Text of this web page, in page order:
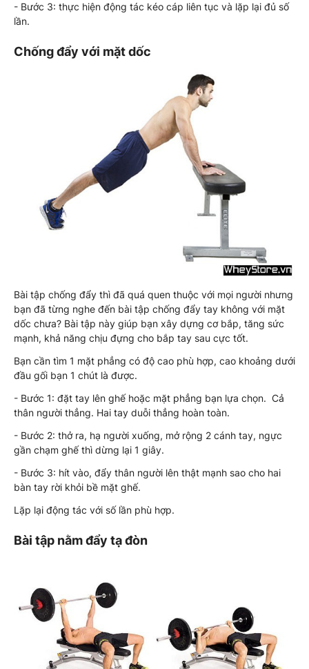
- Bước 3: thực hiện động tác kéo cáp liên tục và lặp lại đủ số
lần.
Chống đẩy với mặt dốc
Bài tập chống đẩy thì đã quá quen thuộc với mọi người nhưng
bạn đã từng nghe đến bài tập chống đẩy tay không với mặt
dốc chưa? Bài tập này giúp bạn xây dựng cơ bắp, tăng sức
mạnh, khả năng chịu đựng cho bắp tay sau cực tốt.
Bạn cần tìm 1 mặt phẳng có độ cao phù hợp, cao khoảng dưới
đầu gối bạn 1 chút là được.
- Bước 1: đặt tay lên ghế hoặc mặt phẳng bạn lựa chọn. Cả
thân người thẳng. Hai tay duỗi thẳng hoàn toàn.
- Bước 2: thở ra, hạ người xuống, mở rộng 2 cánh tay, ngực
gần chạm ghế thì dừng lại 1 giây.
- Bước 3: hít vào, đẩy thân người lên thật mạnh sao cho hai
bàn tay rời khỏi bề mặt ghế.
Lặp lại động tác với số lần phù hợp.
Bài tập nằm đẩy tạ đòn